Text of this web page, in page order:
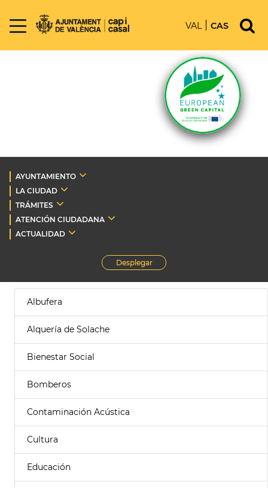
VAL CAS
AYUNTAMIENTO
LA CIUDAD
TRÁMITES
ATENCIÓN CIUDADANA
ACTUALIDAD
Desplegar
Albufera
Alquería de Solache
Bienestar Social
Bomberos
Contaminación Acústica
Cultura
Educación